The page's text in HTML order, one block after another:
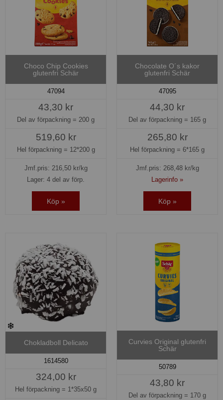
Choco Chip Cookies
glutenfri Schär
47094
43,30 kr
Del av förpackning = 200 g
519,60 kr
Hel förpackning = 12*200 g
Jmf.pris: 216,50kr/kg
Lager: 4 del av förp.
Köp »
Chocolate O´s kakor
glutenfri Schär
47095
44,30 kr
Del av förpackning = 165 g
265,80 kr
Hel förpackning = 6*165 g
Jmf.pris: 268,48kr/kg
Lagerinfo »
Köp »
Chokladboll Delicato
1614580
324,00 kr
Hel förpackning = 1*35x50 g
Curvies Original glutenfri
Schär
50789
43,80 kr
Del av förpackning = 170 g